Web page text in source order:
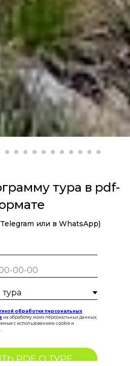
тура в pdf-
или в WhatsApp)
обработки персональных
на обработку моих персональных данных,
с использованием cookie и
PDF О ТУРЕ